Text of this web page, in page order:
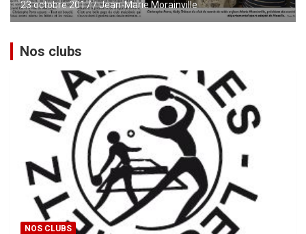
23 octobre 2017 Jean-Marie Morainville
Nos clubs
NOS CLUBS